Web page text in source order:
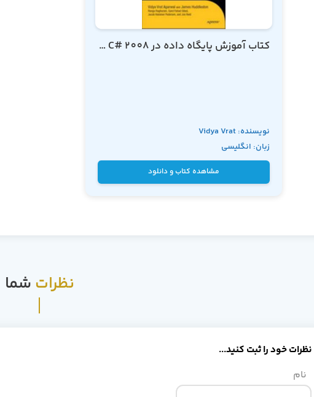
کتاب آموزش پایگاه داده در C# 2008 از مقدماتی تا پیشرفته
نویسنده: Vidya Vrat
Agarwal و James
زبان: انگلیسی
مشاهده کتاب و دانلود
نظرات شما
نظرات خود را ثبت کنید...
نام